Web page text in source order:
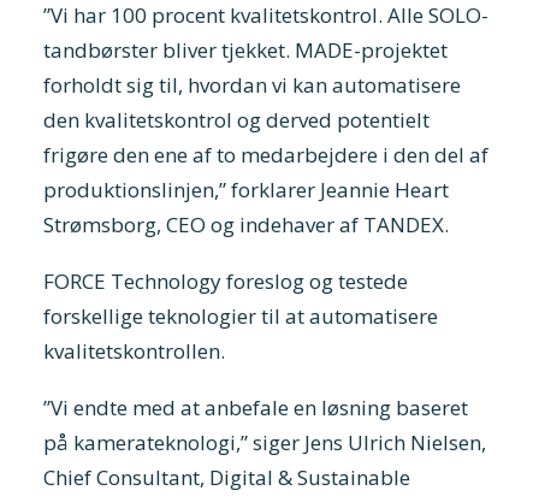
”Vi har 100 procent kvalitetskontrol. Alle SOLO-
tandbørster bliver tjekket. MADE-projektet
forholdt sig til, hvordan vi kan automatisere
den kvalitetskontrol og derved potentielt
frigøre den ene af to medarbejdere i den del af
produktionslinjen,” forklarer Jeannie Heart
Strømsborg, CEO og indehaver af TANDEX.
FORCE Technology foreslog og testede
forskellige teknologier til at automatisere
kvalitetskontrollen.
”Vi endte med at anbefale en løsning baseret
på kamerateknologi,” siger Jens Ulrich Nielsen,
Chief Consultant, Digital & Sustainable